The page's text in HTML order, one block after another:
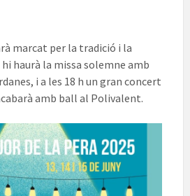
marcat per la tradició i la
hi haurà la missa solemne amb
i a les 18 h un gran concert
amb ball al Polivalent.